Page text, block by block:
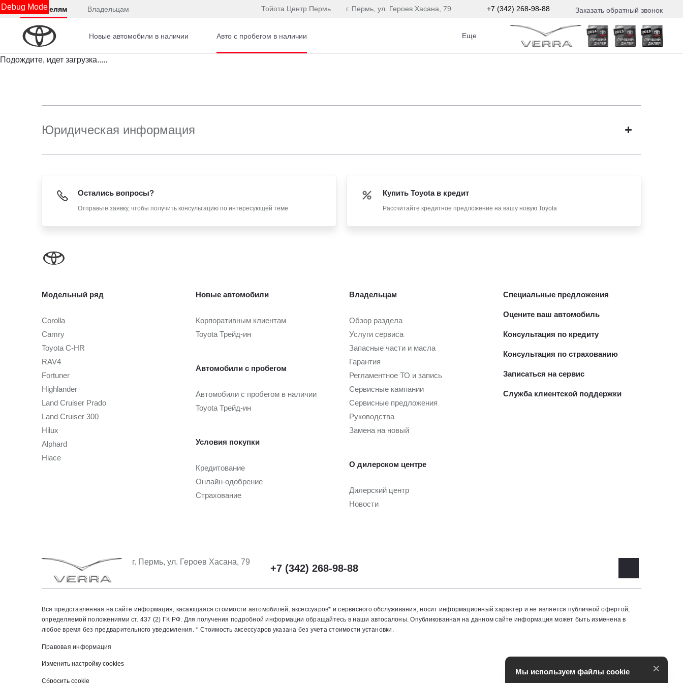
Debug Mode
Покупателям Владельцам Тойота Центр Пермь г. Пермь, ул. Героев Хасана, 79 +7 (342) 268-98-88 Заказать обратный звонок
Новые автомобили в наличии Авто с пробегом в наличии Еще
Подождите, идет загрузка.....
Юридическая информация
Остались вопросы?
Отправьте заявку, чтобы получить консультацию по интересующей теме
Купить Toyota в кредит
Рассчитайте кредитное предложение на вашу новую Toyota
Модельный ряд
Corolla
Camry
Toyota C-HR
RAV4
Fortuner
Highlander
Land Cruiser Prado
Land Cruiser 300
Hilux
Alphard
Hiace
Новые автомобили
Корпоративным клиентам
Toyota Трейд-ин
Автомобили с пробегом
Автомобили с пробегом в наличии
Toyota Трейд-ин
Условия покупки
Кредитование
Онлайн-одобрение
Страхование
Владельцам
Обзор раздела
Услуги сервиса
Запасные части и масла
Гарантия
Регламентное ТО и запись
Сервисные кампании
Сервисные предложения
Руководства
Замена на новый
О дилерском центре
Дилерский центр
Новости
Специальные предложения
Оцените ваш автомобиль
Консультация по кредиту
Консультация по страхованию
Записаться на сервис
Служба клиентской поддержки
г. Пермь, ул. Героев Хасана, 79
+7 (342) 268-98-88
Вся представленная на сайте информация, касающаяся стоимости автомобилей, аксессуаров* и сервисного обслуживания, носит информационный характер и не является публичной офертой,
определяемой положениями ст. 437 (2) ГК РФ. Для получения подробной информации обращайтесь в наши автосалоны. Опубликованная на данном сайте информация может быть изменена в
любое время без предварительного уведомления. * Стоимость аксессуаров указана без учета стоимости установки.
Правовая информация
Изменить настройку cookies
Сбросить cookie
Мы используем файлы cookie ×